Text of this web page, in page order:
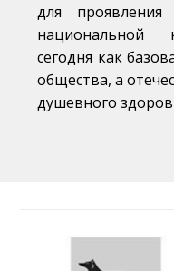
для проявления
национальной
сегодня как
общества, а
душевного